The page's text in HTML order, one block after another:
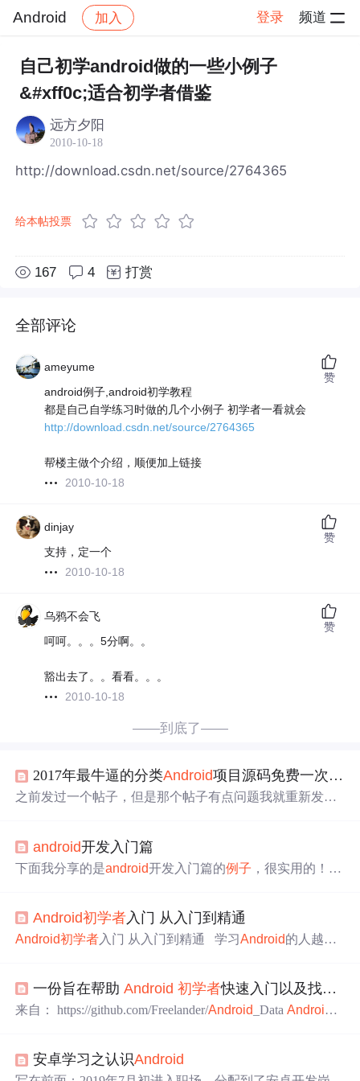
Android 加入 登录 频道
社区 Android 帖子详情
自己初学android做的一些小例子
&#xff0c;适合初学者借鉴
远方夕阳
2010-10-18
http://download.csdn.net/source/2764365
给本帖投票
167 4 打赏
全部评论
ameyume
android例子,android初学教程
都是自己自学练习时做的几个小例子 初学者一看就会
http://download.csdn.net/source/2764365
帮楼主做个介绍，顺便加上链接
2010-10-18
赞
dinjay
支持，定一个
2010-10-18
赞
乌鸦不会飞
呵呵。。。5分啊。。
豁出去了。。看看。。。
2010-10-18
赞
——到底了——
2017年最牛逼的分类Android项目源码免费一次性打包下载！
之前发过一个帖子，但是那个帖子有点问题我就重新发一
的功能被我分成了100多个类，总共接近2.5G，还在不断更
新。初学者可以快速方便的找到自己想要的 例子，大神也
android开发入门篇
下面我分享的是android开发入门篇的例子 ，很实用的！欢
Android初学者 入门 从入门到精通
Android初学者 入门 从入门到精通 学习Android的人越来
帮助，在学习上可以找到技巧，能够运用到项目中去。更
多项目实例资料可以在U创论坛找到。Android 开发简介
一份旨在帮助Android 初学者快速入门以及找到
来自： https://github.com/Freelander/Android _DataAndroid
助 初学者学习Android开发, 希望能快速帮助到他们快速入
门, 找到适合自己学习资料, 节省再去收集学习资料时间. 这
安卓学习之认识Android